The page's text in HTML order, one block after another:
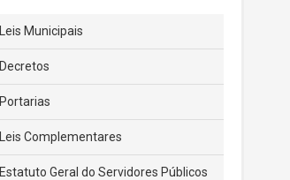
Leis Municipais
Decretos
Portarias
Leis Complementares
Estatuto Geral do Servidores Públicos